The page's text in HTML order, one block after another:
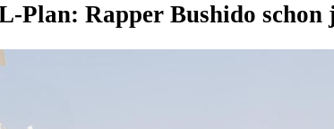
Plan: Rapper Bushido schon